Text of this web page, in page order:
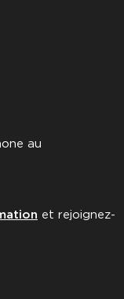
au
et rejoignez-